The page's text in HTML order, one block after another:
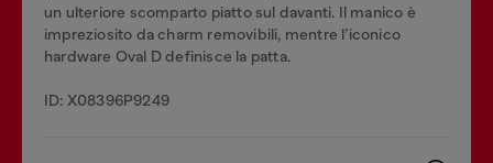
un ulteriore scomparto piatto sul davanti. Il manico è
impreziosito da charm removibili, mentre l’iconico
hardware Oval D definisce la patta.
ID: X08396P9249